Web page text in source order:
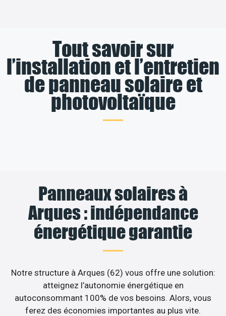
Tout savoir sur
l’installation et l’entretien
de panneau solaire et
photovoltaïque
Panneaux solaires à
Arques : indépendance
énergétique garantie
Notre structure à Arques (62) vous offre une solution:
atteignez l’autonomie énergétique en
autoconsommant 100% de vos besoins. Alors, vous
ferez des économies importantes au plus vite.